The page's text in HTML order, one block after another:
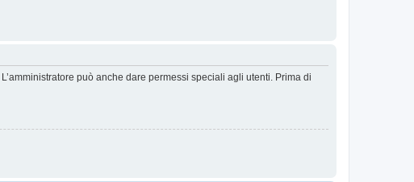
può anche dare permessi speciali agli utenti. Prima di